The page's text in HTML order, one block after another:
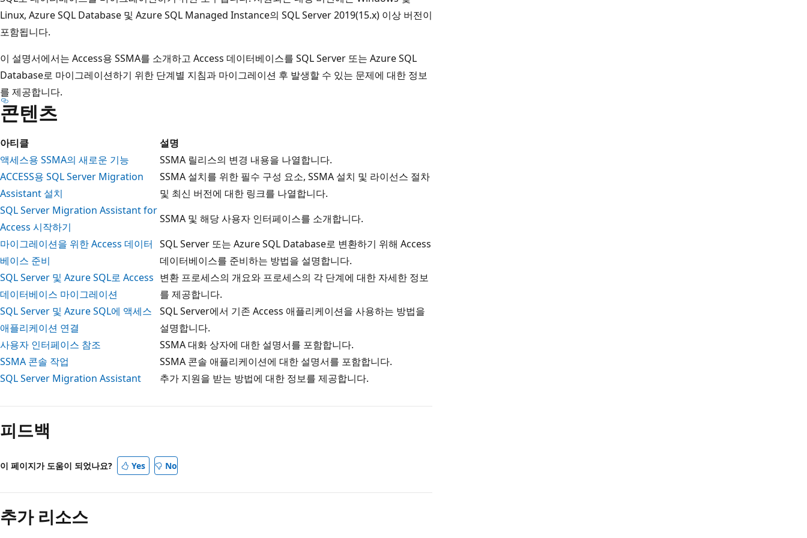
Linux, Azure SQL Database 및 Azure SQL Managed Instance의 SQL Server 2019(15.x) 이상 버전이
포함됩니다.
이 설명서에서는 Access용 SSMA를 소개하고 Access 데이터베이스를 SQL Server 또는 Azure SQL
Database로 마이그레이션하기 위한 단계별 지침과 마이그레이션 후 발생할 수 있는 문제에 대한 정보
를 제공합니다.
콘텐츠
아티클
설명
액세스용 SSMA의 새로운 기능
SSMA 릴리스의 변경 내용을 나열합니다.
ACCESS용 SQL Server Migration
Assistant 설치
SSMA 설치를 위한 필수 구성 요소, SSMA 설치 및 라이선스 절차
및 최신 버전에 대한 링크를 나열합니다.
SQL Server Migration Assistant for
Access 시작하기
SSMA 및 해당 사용자 인터페이스를 소개합니다.
마이그레이션을 위한 Access 데이터
베이스 준비
SQL Server 또는 Azure SQL Database로 변환하기 위해 Access
데이터베이스를 준비하는 방법을 설명합니다.
SQL Server 및 Azure SQL로 Access
데이터베이스 마이그레이션
변환 프로세스의 개요와 프로세스의 각 단계에 대한 자세한 정보
를 제공합니다.
SQL Server 및 Azure SQL에 액세스
애플리케이션 연결
SQL Server에서 기존 Access 애플리케이션을 사용하는 방법을
설명합니다.
사용자 인터페이스 참조
SSMA 대화 상자에 대한 설명서를 포함합니다.
SSMA 콘솔 작업
SSMA 콘솔 애플리케이션에 대한 설명서를 포함합니다.
SQL Server Migration Assistant
추가 지원을 받는 방법에 대한 정보를 제공합니다.
기
모
사
안
함
피드백
이 페이지가 도움이 되었나요? Yes No
추가 리소스